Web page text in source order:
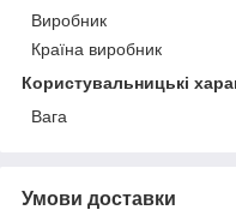
Виробник
Країна виробник
Користувальницькі
Вага
Умови доставки